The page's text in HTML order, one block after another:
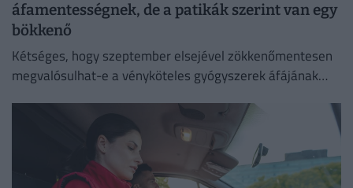
áfamentességnek, de a patikák szerint van egy
bökkenő
Kétséges, hogy szeptember elsejével zökkenőmentesen
megvalósulhat-e a vényköteles gyógyszerek áfájának